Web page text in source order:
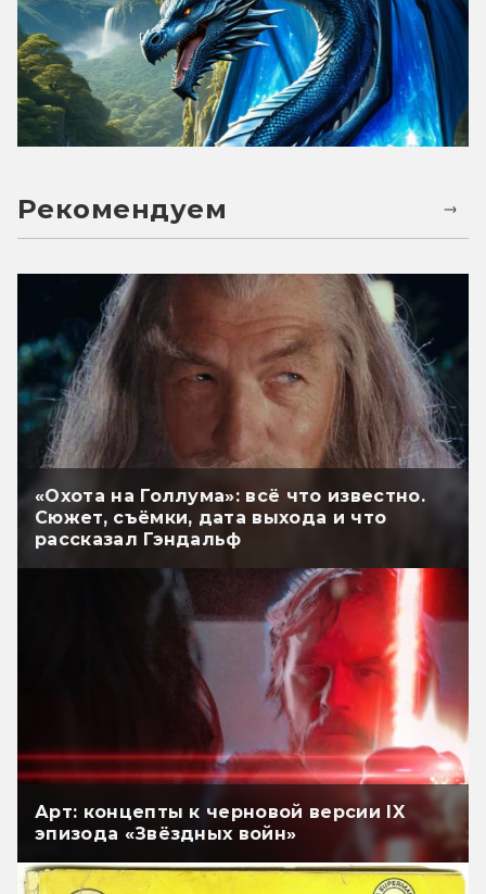
Рекомендуем
«Охота на Голлума»: всё что известно.
Сюжет, съёмки, дата выхода и что
рассказал Гэндальф
Арт: концепты к черновой версии IX
эпизода «Звёздных войн»